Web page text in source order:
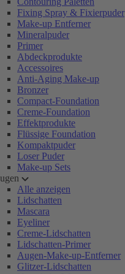
Fixing Spray & Fixierpuder
Make-up Entferner
Mineralpuder
Primer
Abdeckprodukte
Accessoires
Anti-Aging Make-up
Bronzer
Compact-Foundation
Creme-Foundation
Effektprodukte
Flüssige Foundation
Kompaktpuder
Loser Puder
Make-up Sets
Alle anzeigen
Lidschatten
Mascara
Eyeliner
Creme-Lidschatten
Lidschatten-Primer
Augen-Make-up-Entferner
Glitzer-Lidschatten